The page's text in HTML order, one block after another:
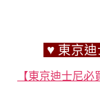
♥ 東京
【東京迪士尼